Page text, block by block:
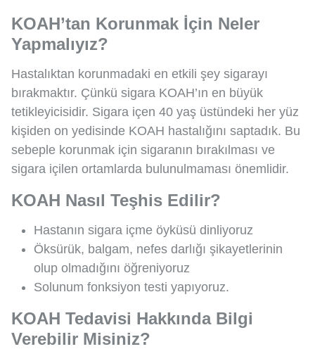
KOAH’tan Korunmak İçin Neler
Yapmalıyız?
Hastalıktan korunmadaki en etkili şey sigarayı
bırakmaktır. Çünkü sigara KOAH’ın en büyük
tetikleyicisidir. Sigara içen 40 yaş üstündeki her yüz
kişiden on yedisinde KOAH hastalığını saptadık. Bu
sebeple korunmak için sigaranın bırakılması ve
sigara içilen ortamlarda bulunulmaması önemlidir.
KOAH Nasıl Teşhis Edilir?
Hastanın sigara içme öyküsü dinliyoruz
Öksürük, balgam, nefes darlığı şikayetlerinin
olup olmadığını öğreniyoruz
Solunum fonksiyon testi yapıyoruz.
KOAH Tedavisi Hakkında Bilgi
Verebilir Misiniz?